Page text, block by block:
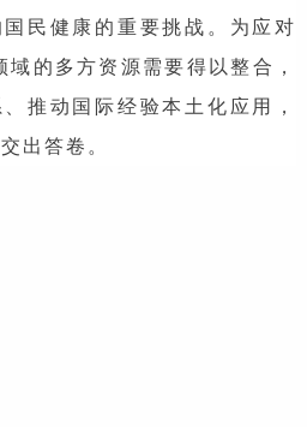
民健康的重要挑战。为应对
的多方资源需要得以整合，
推动国际经验本土化应用，
出答卷。